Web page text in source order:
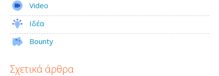
Video
Ιδέα
Bounty
Σχετικά άρθρα